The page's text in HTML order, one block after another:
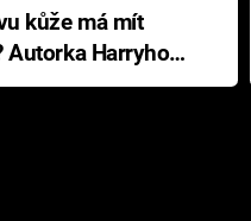
kůže má mít
Autorka Harryho
s ráznou